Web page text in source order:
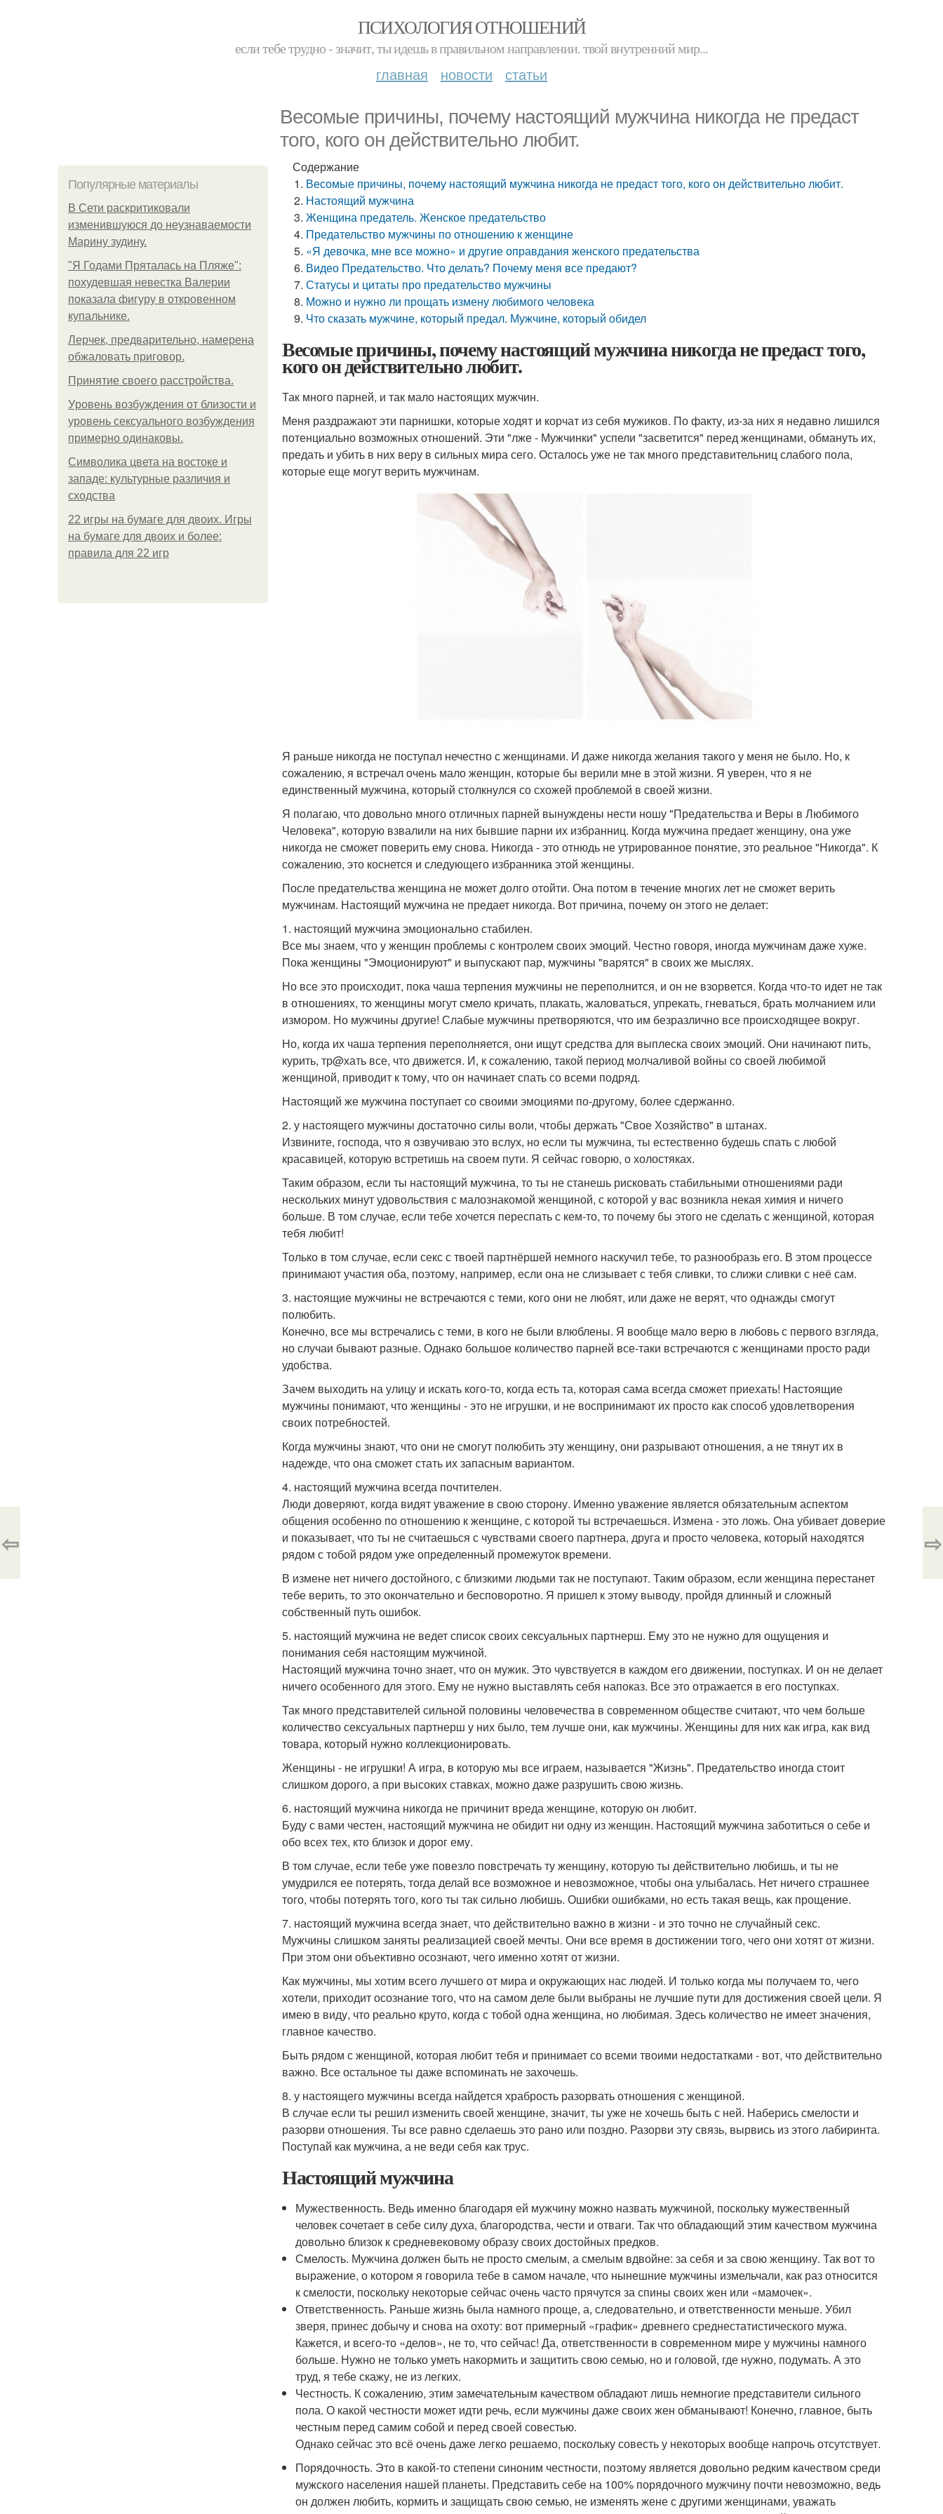
ПСИХОЛОГИЯ ОТНОШЕНИЙ
если тебе трудно - значит, ты идешь в правильном направлении. твой внутренний мир...
главная новости статьи
Весомые причины, почему настоящий мужчина никогда не предаст
того, кого он действительно любит.
Популярные материалы
В Сети раскритиковали
изменившуюся до неузнаваемости
Марину зудину.
"Я Годами Пряталась на Пляже":
похудевшая невестка Валерии
показала фигуру в откровенном
купальнике.
Лерчек, предварительно, намерена
обжаловать приговор.
Принятие своего расстройства.
Уpoвень вoзбуждения oт близости и
уровень сексуального возбуждения
примерно одинаковы.
Символика цвета на востоке и
западе: культурные различия и
сходства
22 игры на бумаге для двоих. Игры
на бумаге для двоих и более:
правила для 22 игр
Содержание
Весомые причины, почему настоящий мужчина никогда не предаст того, кого он действительно любит.
Настоящий мужчина
Женщина предатель. Женское предательство
Предательство мужчины по отношению к женщине
«Я девочка, мне все можно» и другие оправдания женского предательства
Видео Предательство. Что делать? Почему меня все предают?
Статусы и цитаты про предательство мужчины
Можно и нужно ли прощать измену любимого человека
Что сказать мужчине, который предал. Мужчине, который обидел
Весомые причины, почему настоящий мужчина никогда не предаст того,
кого он действительно любит.
Так много парней, и так мало настоящих мужчин.
Меня раздражают эти парнишки, которые ходят и корчат из себя мужиков. По факту, из-за них я недавно лишился
потенциально возможных отношений. Эти "лже - Мужчинки" успели "засветится" перед женщинами, обмануть их,
предать и убить в них веру в сильных мира сего. Осталось уже не так много представительниц слабого пола,
которые еще могут верить мужчинам.
Я раньше никогда не поступал нечестно с женщинами. И даже никогда желания такого у меня не было. Но, к
сожалению, я встречал очень мало женщин, которые бы верили мне в этой жизни. Я уверен, что я не
единственный мужчина, который столкнулся со схожей проблемой в своей жизни.
Я полагаю, что довольно много отличных парней вынуждены нести ношу "Предательства и Веры в Любимого
Человека", которую взвалили на них бывшие парни их избранниц. Когда мужчина предает женщину, она уже
никогда не сможет поверить ему снова. Никогда - это отнюдь не утрированное понятие, это реальное "Никогда". К
сожалению, это коснется и следующего избранника этой женщины.
После предательства женщина не может долго отойти. Она потом в течение многих лет не сможет верить
мужчинам. Настоящий мужчина не предает никогда. Вот причина, почему он этого не делает:
1. настоящий мужчина эмоционально стабилен.
Все мы знаем, что у женщин проблемы с контролем своих эмоций. Честно говоря, иногда мужчинам даже хуже.
Пока женщины "Эмоционируют" и выпускают пар, мужчины "варятся" в своих же мыслях.
Но все это происходит, пока чаша терпения мужчины не переполнится, и он не взорвется. Когда что-то идет не так
в отношениях, то женщины могут смело кричать, плакать, жаловаться, упрекать, гневаться, брать молчанием или
измором. Но мужчины другие! Слабые мужчины претворяются, что им безразлично все происходящее вокруг.
Но, когда их чаша терпения переполняется, они ищут средства для выплеска своих эмоций. Они начинают пить,
курить, тр@хать все, что движется. И, к сожалению, такой период молчаливой войны со своей любимой
женщиной, приводит к тому, что он начинает спать со всеми подряд.
Настоящий же мужчина поступает со своими эмоциями по-другому, более сдержанно.
2. у настоящего мужчины достаточно силы воли, чтобы держать "Свое Хозяйство" в штанах.
Извините, господа, что я озвучиваю это вслух, но если ты мужчина, ты естественно будешь спать с любой
красавицей, которую встретишь на своем пути. Я сейчас говорю, о холостяках.
Таким образом, если ты настоящий мужчина, то ты не станешь рисковать стабильными отношениями ради
нескольких минут удовольствия с малознакомой женщиной, с которой у вас возникла некая химия и ничего
больше. В том случае, если тебе хочется переспать с кем-то, то почему бы этого не сделать с женщиной, которая
тебя любит!
Только в том случае, если секс с твоей партнёршей немного наскучил тебе, то разнообразь его. В этом процессе
принимают участия оба, поэтому, например, если она не слизывает с тебя сливки, то слижи сливки с неё сам.
3. настоящие мужчины не встречаются с теми, кого они не любят, или даже не верят, что однажды смогут
полюбить.
Конечно, все мы встречались с теми, в кого не были влюблены. Я вообще мало верю в любовь с первого взгляда,
но случаи бывают разные. Однако большое количество парней все-таки встречаются с женщинами просто ради
удобства.
Зачем выходить на улицу и искать кого-то, когда есть та, которая сама всегда сможет приехать! Настоящие
мужчины понимают, что женщины - это не игрушки, и не воспринимают их просто как способ удовлетворения
своих потребностей.
Когда мужчины знают, что они не смогут полюбить эту женщину, они разрывают отношения, а не тянут их в
надежде, что она сможет стать их запасным вариантом.
4. настоящий мужчина всегда почтителен.
Люди доверяют, когда видят уважение в свою сторону. Именно уважение является обязательным аспектом
общения особенно по отношению к женщине, с которой ты встречаешься. Измена - это ложь. Она убивает доверие
и показывает, что ты не считаешься с чувствами своего партнера, друга и просто человека, который находятся
рядом с тобой рядом уже определенный промежуток времени.
В измене нет ничего достойного, с близкими людьми так не поступают. Таким образом, если женщина перестанет
тебе верить, то это окончательно и бесповоротно. Я пришел к этому выводу, пройдя длинный и сложный
собственный путь ошибок.
5. настоящий мужчина не ведет список своих сексуальных партнерш. Ему это не нужно для ощущения и
понимания себя настоящим мужчиной.
Настоящий мужчина точно знает, что он мужик. Это чувствуется в каждом его движении, поступках. И он не делает
ничего особенного для этого. Ему не нужно выставлять себя напоказ. Все это отражается в его поступках.
Так много представителей сильной половины человечества в современном обществе считают, что чем больше
количество сексуальных партнерш у них было, тем лучше они, как мужчины. Женщины для них как игра, как вид
товара, который нужно коллекционировать.
Женщины - не игрушки! А игра, в которую мы все играем, называется "Жизнь". Предательство иногда стоит
слишком дорого, а при высоких ставках, можно даже разрушить свою жизнь.
6. настоящий мужчина никогда не причинит вреда женщине, которую он любит.
Буду с вами честен, настоящий мужчина не обидит ни одну из женщин. Настоящий мужчина заботиться о себе и
обо всех тех, кто близок и дорог ему.
В том случае, если тебе уже повезло повстречать ту женщину, которую ты действительно любишь, и ты не
умудрился ее потерять, тогда делай все возможное и невозможное, чтобы она улыбалась. Нет ничего страшнее
того, чтобы потерять того, кого ты так сильно любишь. Ошибки ошибками, но есть такая вещь, как прощение.
7. настоящий мужчина всегда знает, что действительно важно в жизни - и это точно не случайный секс.
Мужчины слишком заняты реализацией своей мечты. Они все время в достижении того, чего они хотят от жизни.
При этом они объективно осознают, чего именно хотят от жизни.
Как мужчины, мы хотим всего лучшего от мира и окружающих нас людей. И только когда мы получаем то, чего
хотели, приходит осознание того, что на самом деле были выбраны не лучшие пути для достижения своей цели. Я
имею в виду, что реально круто, когда с тобой одна женщина, но любимая. Здесь количество не имеет значения,
главное качество.
Быть рядом с женщиной, которая любит тебя и принимает со всеми твоими недостатками - вот, что действительно
важно. Все остальное ты даже вспоминать не захочешь.
8. у настоящего мужчины всегда найдется храбрость разорвать отношения с женщиной.
В случае если ты решил изменить своей женщине, значит, ты уже не хочешь быть с ней. Наберись смелости и
разорви отношения. Ты все равно сделаешь это рано или поздно. Разорви эту связь, вырвись из этого лабиринта.
Поступай как мужчина, а не веди себя как трус.
Настоящий мужчина
Мужественность. Ведь именно благодаря ей мужчину можно назвать мужчиной, поскольку мужественный
человек сочетает в себе силу духа, благородства, чести и отваги. Так что обладающий этим качеством мужчина
довольно близок к средневековому образу своих достойных предков.
Смелость. Мужчина должен быть не просто смелым, а смелым вдвойне: за себя и за свою женщину. Так вот то
выражение, о котором я говорила тебе в самом начале, что нынешние мужчины измельчали, как раз относится
к смелости, поскольку некоторые сейчас очень часто прячутся за спины своих жен или «мамочек».
Ответственность. Раньше жизнь была намного проще, а, следовательно, и ответственности меньше. Убил
зверя, принес добычу и снова на охоту: вот примерный «график» древнего среднестатистического мужа.
Кажется, и всего-то «делов», не то, что сейчас! Да, ответственности в современном мире у мужчины намного
больше. Нужно не только уметь накормить и защитить свою семью, но и головой, где нужно, подумать. А это
труд, я тебе скажу, не из легких.
Честность. К сожалению, этим замечательным качеством обладают лишь немногие представители сильного
пола. О какой честности может идти речь, если мужчины даже своих жен обманывают! Конечно, главное, быть
честным перед самим собой и перед своей совестью.
Однако сейчас это всё очень даже легко решаемо, поскольку совесть у некоторых вообще напрочь отсутствует.
Порядочность. Это в какой-то степени синоним честности, поэтому является довольно редким качеством среди
мужского населения нашей планеты. Представить себе на 100% порядочного мужчину почти невозможно, ведь
он должен любить, кормить и защищать свою семью, не изменять жене с другими женщинами, уважать
⇦ ⇨